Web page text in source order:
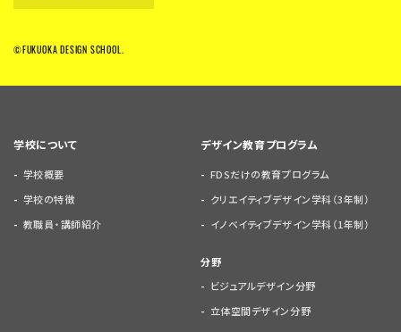
©FUKUOKA DESIGN SCHOOL.
学校について
学校概要
学校の特徴
教職員・講師紹介
デザイン教育プログラム
FDSだけの教育プログラム
クリエイティブデザイン学科（3年制）
イノベイティブデザイン学科（1年制）
分野
ビジュアルデザイン分野
立体空間デザイン分野